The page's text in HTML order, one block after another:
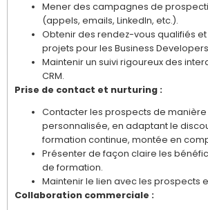
Mener des campagnes de
(appels, emails, LinkedIn, etc.).
Obtenir des rendez-vous qualifiés
projets pour les Business
Maintenir un suivi rigoureux des
CRM.
Prise de contact et nurturing :
Contacter les prospects de
personnalisée, en adaptant le
formation continue, montée en
Présenter de façon claire les
de formation.
Maintenir le lien avec les prospects
Collaboration commerciale :